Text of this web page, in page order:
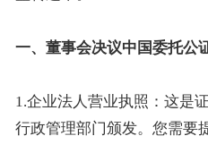
一、董事会决议中国委托公
1.企业法人营业执照：这是
行政管理部门颁发。您需要